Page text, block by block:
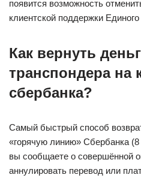
появится возможность
клиентской поддержки Единого
Как вернуть
транспондера на
сбербанка?
Самый быстрый способ
«горячую линию» Сбербанка
вы сообщаете о совершённой
аннулировать перевод или